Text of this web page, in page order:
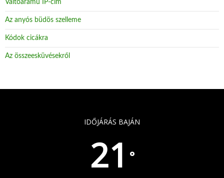
Váltóáramú IP-cím
Az anyós büdös szelleme
Kódok cicákra
Az összeesküvésekről
IDŐJÁRÁS BAJÁN
21 °